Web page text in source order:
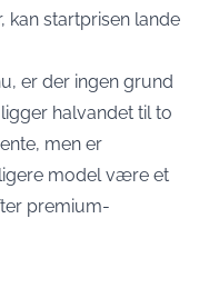
kan startprisen lande
er der ingen grund
halvandet til to
men er
model være et
premium-